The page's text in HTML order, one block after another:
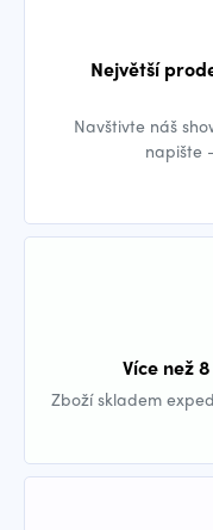
Největší
Navštivte náš
napište
Více než
Zboží skladem